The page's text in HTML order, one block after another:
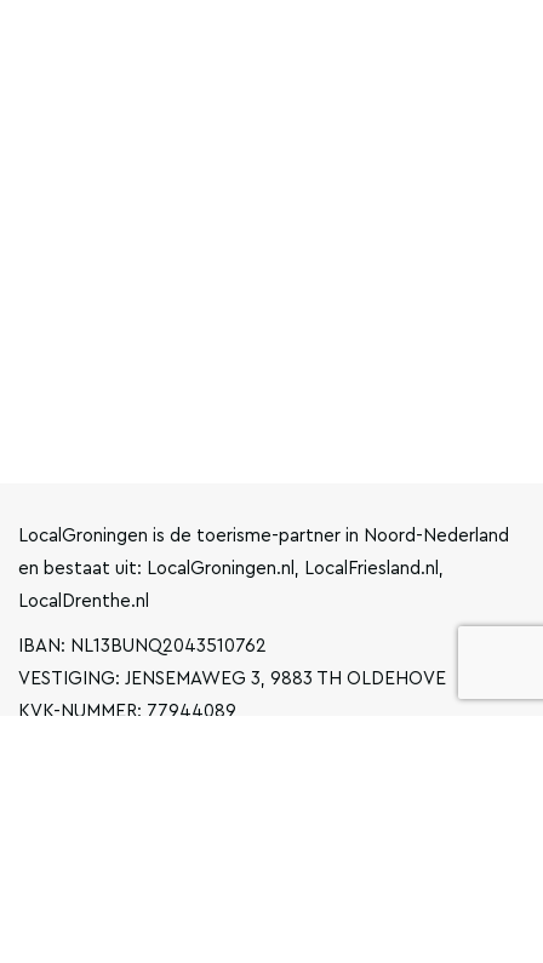
LocalGroningen is de toerisme-partner in Noord-Nederland
en bestaat uit: LocalGroningen.nl, LocalFriesland.nl,
LocalDrenthe.nl
IBAN: NL13BUNQ2043510762
VESTIGING: JENSEMAWEG 3, 9883 TH OLDEHOVE
KVK-NUMMER: 77944089